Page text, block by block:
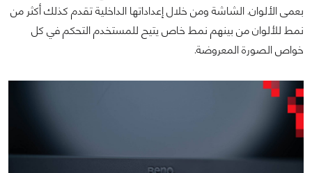
بعمى الألوان. الشاشة ومن خلال إعداداتها الداخلية تقدم كذلك أكثر من
نمط للألوان من بينهم نمط خاص يتيح للمستخدم التحكم في كل
خواص الصورة المعروضة.